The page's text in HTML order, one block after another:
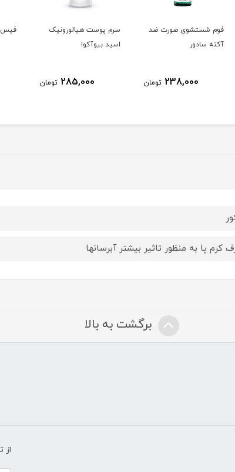
سرم پوست هیالورونیک
اسید بیوآکوا
285,000 تومان
فیس براش پنجه گربه ای
85,000 تومان
کرم پا به منظور تاثیر بیشتر آبرسانها
برگشت به بالا
از